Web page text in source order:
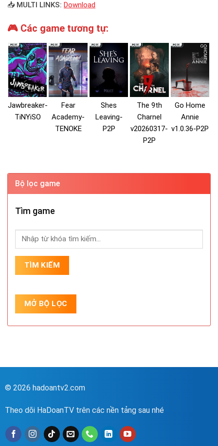
📥 MULTI LINKS: Download
🎮 Các game tương tự:
Jawbreaker-
TiNYiSO
Fear
Academy-
TENOKE
Shes
Leaving-
P2P
The 9th
Charnel
v20260317-
P2P
Go Home
Annie
v1.0.36-P2P
Bộ lọc game
Tìm game
© 2026 hadoantv2.com
Theo dõi HaDoanTV trên các nền tảng sau nhé